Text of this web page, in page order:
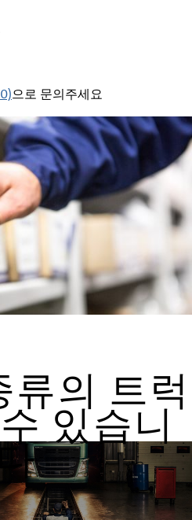
으로 문의주세요
류의 트럭
있습니